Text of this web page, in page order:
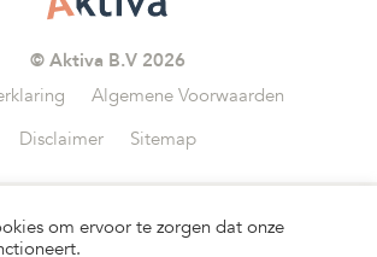
© Aktiva B.V 2026
Algemene Voorwaarden
Disclaimer
Sitemap
Wij zijn aangesloten bij
om ervoor te zorgen dat onze